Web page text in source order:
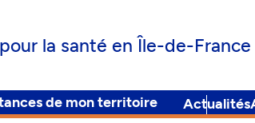
la santé en Île-de-France
de mon territoire Actualités